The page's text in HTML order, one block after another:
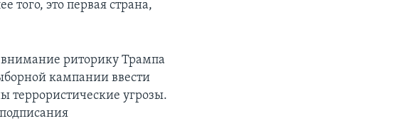
того, это первая страна,
риторику Трампа
кампании ввести
террористические угрозы.